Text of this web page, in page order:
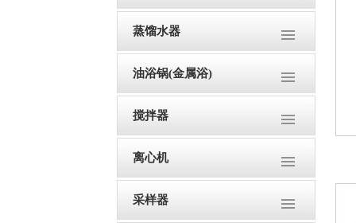
蒸馏水器
油浴锅(金属浴)
搅拌器
离心机
采样器